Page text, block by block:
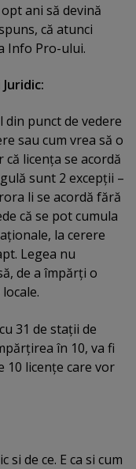
ani să devină
că atunci
Info Pro-ului.
din punct de vedere
sau cum vrea să o
că licenţa se acordă
sunt 2 excepţii –
li se acordă fără
că se pot cumula
la cerere
Legea nu
de a împărţi o
31 de staţii de
în 10, va fi
10 licenţe care vor
si de ce. E ca si cum